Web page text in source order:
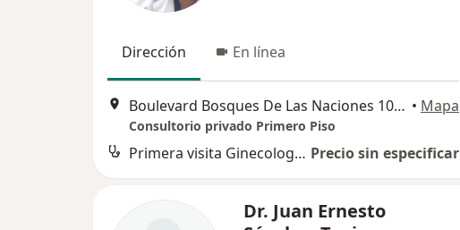
Dirección En línea
Boulevard Bosques De Las Naciones 106, Nezahualcóyotl • Mapa
Consultorio privado Primero Piso
Primera visita Ginecología y Obstetricia Precio sin especificar
Dr. Juan Ernesto